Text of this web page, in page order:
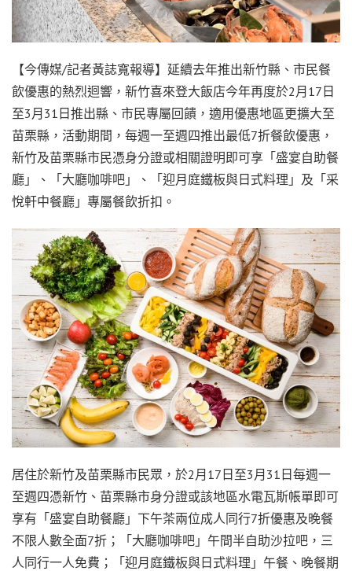
【今傳媒/記者黃誌寬報導】延續去年推出新竹縣、市民餐
飲優惠的熱烈迴響，新竹喜來登大飯店今年再度於2月17日
至3月31日推出縣、市民專屬回饋，適用優惠地區更擴大至
苗栗縣，活動期間，每週一至週四推出最低7折餐飲優惠，
新竹及苗栗縣市民憑身分證或相關證明即可享「盛宴自助餐
廳」、「大廳咖啡吧」、「迎月庭鐵板與日式料理」及「采
悅軒中餐廳」專屬餐飲折扣。
居住於新竹及苗栗縣市民眾，於2月17日至3月31日每週一
至週四憑新竹、苗栗縣市身分證或該地區水電瓦斯帳單即可
享有「盛宴自助餐廳」下午茶兩位成人同行7折優惠及晚餐
不限人數全面7折；「大廳咖啡吧」午間半自助沙拉吧，三
人同行一人免費；「迎月庭鐵板與日式料理」午餐、晚餐期